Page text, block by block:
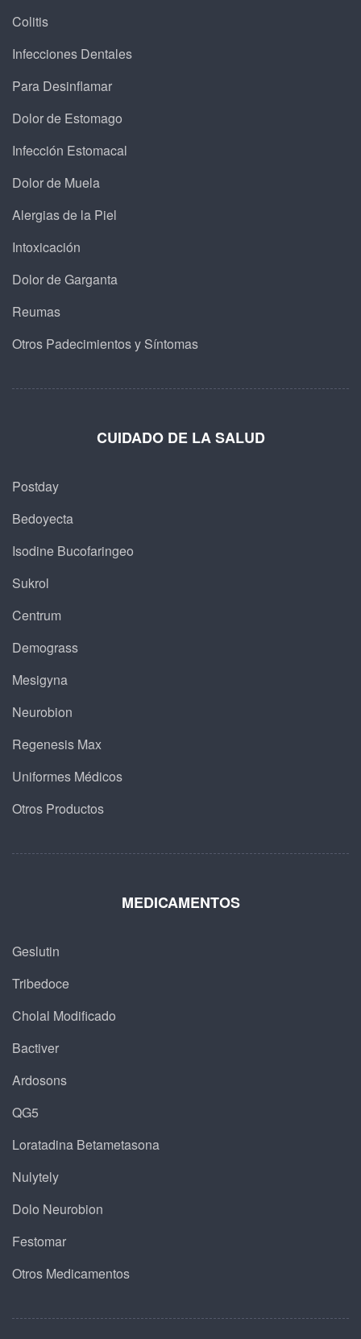
Colitis
Infecciones Dentales
Para Desinflamar
Dolor de Estomago
Infección Estomacal
Dolor de Muela
Alergias de la Piel
Intoxicación
Dolor de Garganta
Reumas
Otros Padecimientos y Síntomas
CUIDADO DE LA SALUD
Postday
Bedoyecta
Isodine Bucofaringeo
Sukrol
Centrum
Demograss
Mesigyna
Neurobion
Regenesis Max
Uniformes Médicos
Otros Productos
MEDICAMENTOS
Geslutin
Tribedoce
Cholal Modificado
Bactiver
Ardosons
QG5
Loratadina Betametasona
Nulytely
Dolo Neurobion
Festomar
Otros Medicamentos